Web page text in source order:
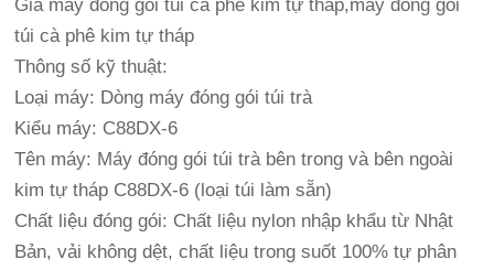
Giá máy đóng gói túi cà phê kim tự tháp,máy đóng gói
túi cà phê kim tự tháp
Thông số kỹ thuật:
Loại máy: Dòng máy đóng gói túi trà
Kiểu máy: C88DX-6
Tên máy: Máy đóng gói túi trà bên trong và bên ngoài
kim tự tháp C88DX-6 (loại túi làm sẵn)
Chất liệu đóng gói: Chất liệu nylon nhập khẩu từ Nhật
Bản, vải không dệt, chất liệu trong suốt 100% tự phân